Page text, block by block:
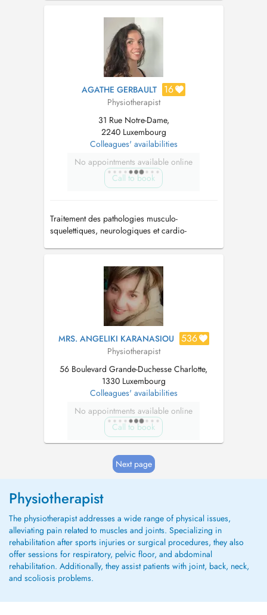
lymphatique. Traitement des pathologies du
nourrisson et de l'enfant. Rééducation vest...
AGATHE GERBAULT 16
Physiotherapist
31 Rue Notre-Dame,
2240 Luxembourg
Colleagues' availabilities
No appointments available online
Call to book
Traitement des pathologies musculo-
squelettiques, neurologiques et cardio-
MRS. ANGELIKI KARANASIOU 536
Physiotherapist
56 Boulevard Grande-Duchesse Charlotte,
1330 Luxembourg
Colleagues' availabilities
No appointments available online
Call to book
Next page
Physiotherapist
The physiotherapist addresses a wide range of physical issues,
alleviating pain related to muscles and joints. Specializing in
rehabilitation after sports injuries or surgical procedures, they also
offer sessions for respiratory, pelvic floor, and abdominal
rehabilitation. Additionally, they assist patients with joint, back, neck,
and scoliosis problems.